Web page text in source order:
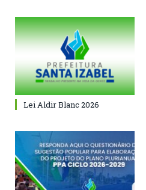
Lei Aldir Blanc 2026